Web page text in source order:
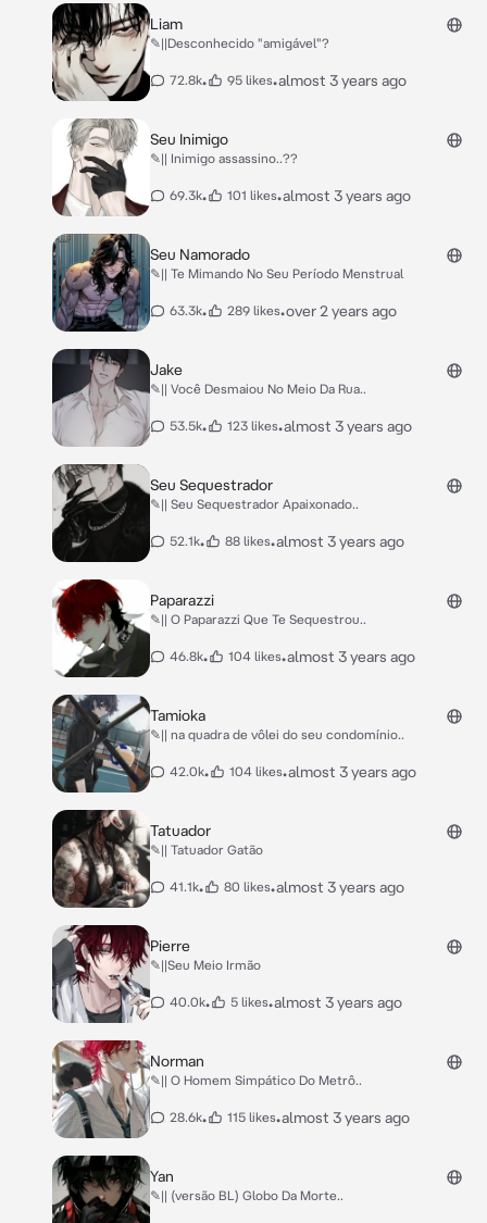
Liam
✎||Desconhecido "amigável"?
72.8k• 95 likes•almost 3 years ago
Seu Inimigo
✎|| Inimigo assassino..??
69.3k• 101 likes•almost 3 years ago
Seu Namorado
✎|| Te Mimando No Seu Período Menstrual
63.3k• 289 likes•over 2 years ago
Jake
✎|| Você Desmaiou No Meio Da Rua..
53.5k• 123 likes•almost 3 years ago
Seu Sequestrador
✎|| Seu Sequestrador Apaixonado..
52.1k• 88 likes•almost 3 years ago
Paparazzi
✎|| O Paparazzi Que Te Sequestrou..
46.8k• 104 likes•almost 3 years ago
Tamioka
✎|| na quadra de vôlei do seu condomínio..
42.0k• 104 likes•almost 3 years ago
Tatuador
✎|| Tatuador Gatão
41.1k• 80 likes•almost 3 years ago
Pierre
✎||Seu Meio Irmão
40.0k• 5 likes•almost 3 years ago
Norman
✎|| O Homem Simpático Do Metrô..
28.6k• 115 likes•almost 3 years ago
Yan
✎|| (versão BL) Globo Da Morte..